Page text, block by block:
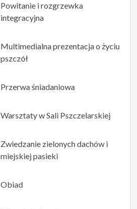
Powitanie i rozgrzewka
integracyjna
Multimedialna prezentacja o życiu
pszczół
Przerwa śniadaniowa
Warsztaty w Sali Pszczelarskiej
Zwiedzanie zielonych dachów i
miejskiej pasieki
Obiad